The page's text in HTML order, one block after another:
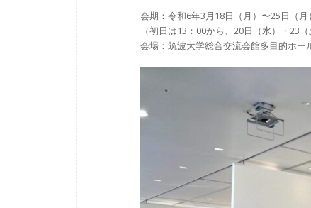
会期：令和6年3月18日（月）〜25日（
（初日は13：00から、20日（水）・23
会場：筑波大学総合交流会館多目的ホー